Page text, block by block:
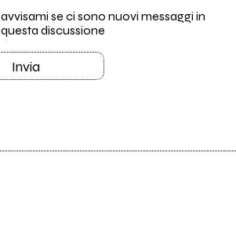
avvisami se ci sono nuovi messaggi in
questa discussione
Invia